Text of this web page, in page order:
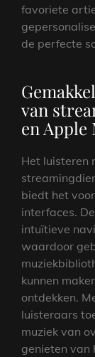
favoriete
de perfecte
van
en Apple
Het luisteren
biedt het
interfaces.
intuïtieve
waardoor
kunnen
ontdekken.
luisteraars
muziek van
genieten van